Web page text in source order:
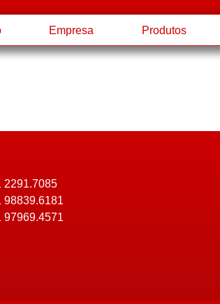
Empresa Produtos
2291.7085
98839.6181
97969.4571